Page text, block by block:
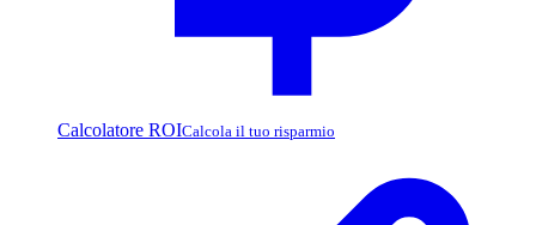
Calcolatore ROICalcola il tuo risparmio